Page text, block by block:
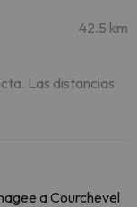
42.5 km
Las distancias
a Courchevel